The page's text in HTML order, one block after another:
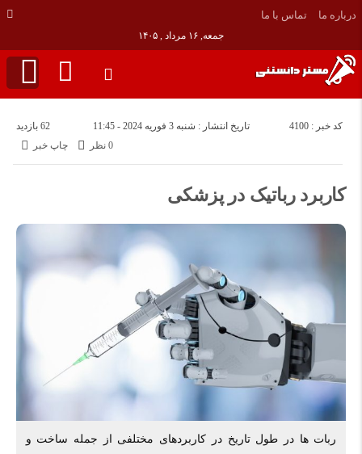
درباره ما تماس با ما
جمعه, ۱۶ مرداد , ۱۴۰۵
تاریخ انتشار : شنبه 3 فوریه 2024 - 11:45 62 بازدید
کد خبر : 4100
چاپ خبر
0 نظر
کاربرد رباتیک در پزشکی
ربات ها در طول تاریخ در کاربردهای مختلفی از جمله ساخت و